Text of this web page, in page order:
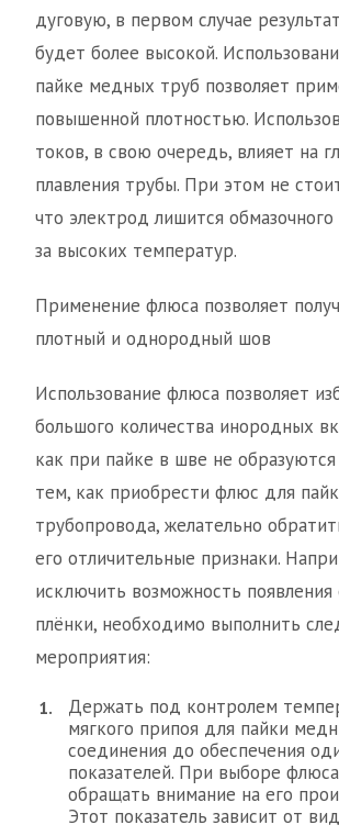
дуговую, в первом случае
будет более высокой.
пайке медных труб позволяет
повышенной плотностью.
токов, в свою очередь, влияет на
плавления трубы. При этом не
что электрод лишится
за высоких температур.
Применение флюса позволяет
плотный и однородный шов
Использование флюса позволяет
большого количества инородных
как при пайке в шве не
тем, как приобрести флюс для
трубопровода, желательно
его отличительные признаки.
исключить возможность появления
плёнки, необходимо выполнить
мероприятия:
Держать под контролем
мягкого припоя для пайки
соединения до обеспечения
показателей. При выборе
обращать внимание на его
Этот показатель зависит от